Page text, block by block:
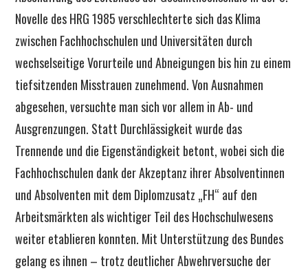
Novelle des HRG 1985 verschlechterte sich das Klima
zwischen Fachhochschulen und Universitäten durch
wechselseitige Vorurteile und Abneigungen bis hin zu einem
tiefsitzenden Misstrauen zunehmend. Von Ausnahmen
abgesehen, versuchte man sich vor allem in Ab- und
Ausgrenzungen. Statt Durchlässigkeit wurde das
Trennende und die Eigenständigkeit betont, wobei sich die
Fachhochschulen dank der Akzeptanz ihrer Absolventinnen
und Absolventen mit dem Diplomzusatz „FH“ auf den
Arbeitsmärkten als wichtiger Teil des Hochschulwesens
weiter etablieren konnten. Mit Unterstützung des Bundes
gelang es ihnen – trotz deutlicher Abwehrversuche der